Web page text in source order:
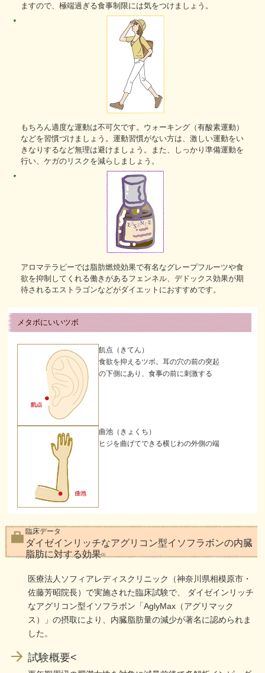
ますので、極端過ぎる食事制限には気をつけましょう。
もちろん適度な運動は不可欠です。ウォーキング（有酸素運動）
などを習慣づけましょう。運動習慣がない方は、激しい運動をい
きなりするなど無理は避けましょう。また、しっかり準備運動を
行い、ケガのリスクを減らしましょう。
アロマテラピーでは脂肪燃焼効果で有名なグレープフルーツや食
欲を抑制してくれる働きがあるフェンネル、デドックス効果が期
待されるエストラゴンなどがダイエットにおすすめです。
メタボにいいツボ
飢点（きてん）
食欲を抑えるツボ。耳の穴の前の突起
の下側にあり、食事の前に刺激する
曲池（きょくち）
ヒジを曲げてできる横じわの外側の端
臨床データ
ダイゼインリッチなアグリコン型イソフラボンの内臓
脂肪に対する効果(1)
医療法人ソフィアレディスクリニック（神奈川県相模原市・
佐藤芳昭院長）で実施された臨床試験で、 ダイゼインリッチ
なアグリコン型イソフラボン「AglyMax（アグリマック
ス）」の摂取により、内臓脂肪量の減少が著名に認められま
した。
試験概要<